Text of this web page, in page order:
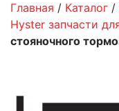
Главная / Каталог /
Hyster запчасти
стояночного